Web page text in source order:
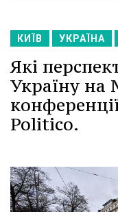
КИЇВ УКРАЇНА
Які
Україну на
Politico.